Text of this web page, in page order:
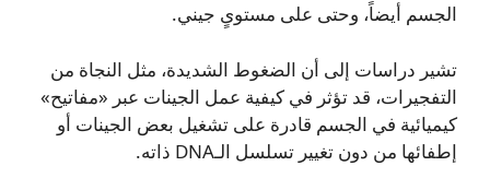
الجسم أيضاً، وحتى على مستوىٍ جيني.
تشير دراسات إلى أن الضغوط الشديدة، مثل النجاة من
التفجيرات، قد تؤثر في كيفية عمل الجينات عبر «مفاتيح»
كيميائية في الجسم قادرة على تشغيل بعض الجينات أو
إطفائها من دون تغيير تسلسل الـDNA ذاته.